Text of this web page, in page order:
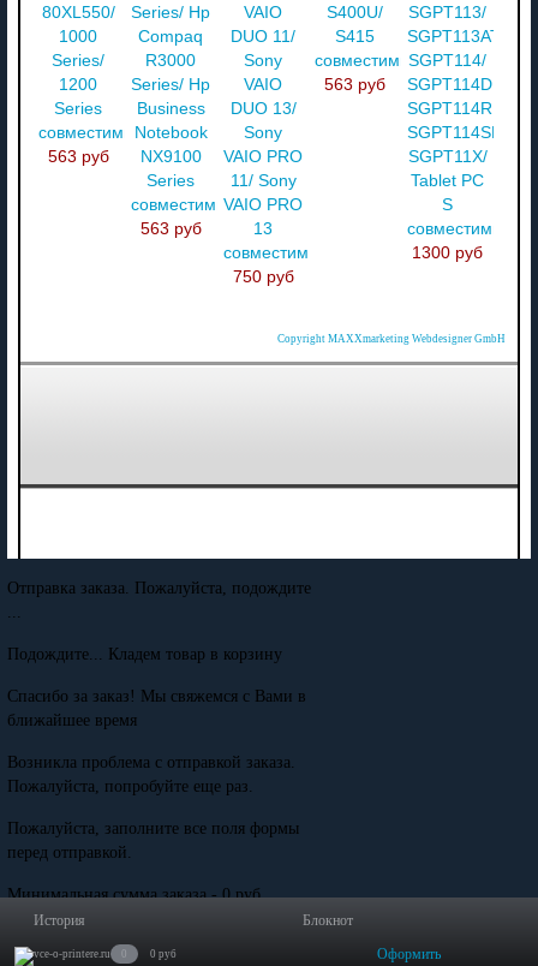
80XL550/
1000
Series/
1200
Series
совместимый
563 руб
Series/ Hp
Compaq
R3000
Series/ Hp
Business
Notebook
NX9100
Series
совместимый
563 руб
VAIO
DUO 11/
Sony
VAIO
DUO 13/
Sony
VAIO PRO
11/ Sony
VAIO PRO
13
совместимый
750 руб
S400U/
S415
совместимый
563 руб
SGPT113/
SGPT113ATS/
SGPT114/
SGPT114DES/
SGPT114RU/
SGPT114SF/
SGPT11X/
Tablet PC
S
совместимы
1300 руб
Copyright MAXXmarketing Webdesigner GmbH
История Блокнот
0 0 руб Оформить
Отправка заказа. Пожалуйста, подождите
...
Подождите... Кладем товар в корзину
Спасибо за заказ! Мы свяжемся с Вами в
ближайшее время
Возникла проблема с отправкой заказа.
Пожалуйста, попробуйте еще раз.
Пожалуйста, заполните все поля формы
перед отправкой.
Минимальная сумма заказа - 0 руб.